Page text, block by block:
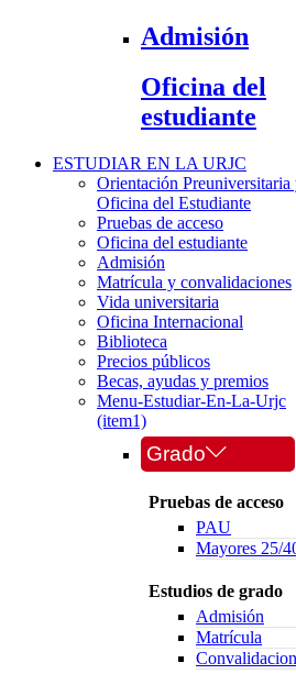
Admisión
Oficina del
estudiante
ESTUDIAR EN LA URJC
Orientación Preuniversitaria
Oficina del Estudiante
Pruebas de acceso
Oficina del estudiante
Admisión
Matrícula y convalidaciones
Vida universitaria
Oficina Internacional
Biblioteca
Precios públicos
Becas, ayudas y premios
Menu-Estudiar-En-La-Urjc
(item1)
Grado
Pruebas de acceso
PAU
Mayores 25/
Estudios de grado
Admisión
Matrícula